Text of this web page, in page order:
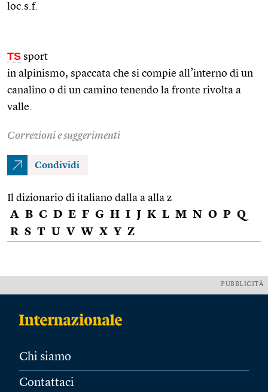
loc.s.f.
TS sport
in alpinismo, spaccata che si compie all’interno di un
canalino o di un camino tenendo la fronte rivolta a
valle.
Correzioni e suggerimenti
Condividi
Il dizionario di italiano dalla a alla z
A B C D E F G H I J K L M N O P Q
R S T U V W X Y Z
PUBBLICITÀ
Chi siamo
Contattaci